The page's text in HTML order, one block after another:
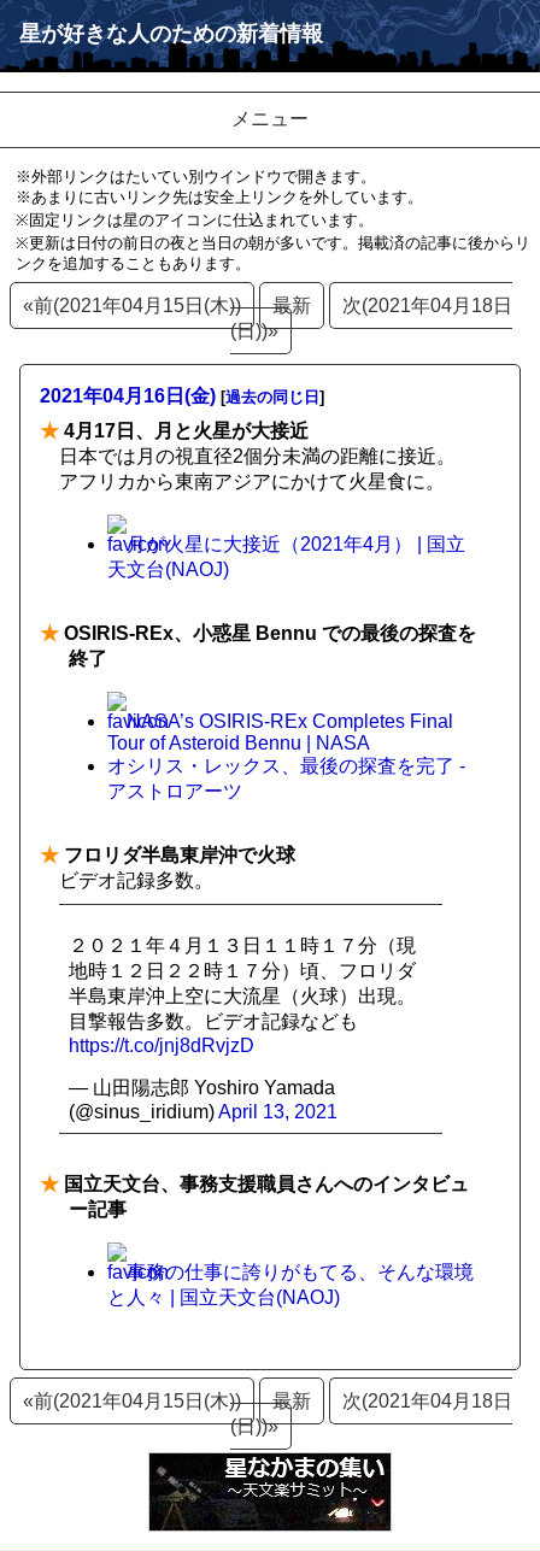
星が好きな人のための新着情報
メニュー
※外部リンクはたいてい別ウインドウで開きます。
※あまりに古いリンク先は安全上リンクを外しています。
※固定リンクは星のアイコンに仕込まれています。
※更新は日付の前日の夜と当日の朝が多いです。掲載済の記事に後からリ
ンクを追加することもあります。
«前(2021年04月15日(木)) 最新
次(2021年04月18日
(日))»
2021年04月16日(金) [過去の同じ日 ]
★ 4月17日、月と火星が大接近
日本では月の視直径2個分未満の距離に接近。
アフリカから東南アジアにかけて火星食に。
月が火星に大接近（2021年4月） | 国立
天文台(NAOJ)
★ OSIRIS-REx、小惑星 Bennu での最後の探査を
終了
NASA’s OSIRIS-REx Completes Final
Tour of Asteroid Bennu | NASA
オシリス・レックス、最後の探査を完了 -
アストロアーツ
★ フロリダ半島東岸沖で火球
ビデオ記録多数。
２０２１年４月１３日１１時１７分（現
地時１２日２２時１７分）頃、フロリダ
半島東岸沖上空に大流星（火球）出現。
目撃報告多数。ビデオ記録なども
https://t.co/jnj8dRvjzD
— 山田陽志郎 Yoshiro Yamada
(@sinus_iridium)April 13, 2021
★ 国立天文台、事務支援職員さんへのインタビュ
ー記事
事務の仕事に誇りがもてる、そんな環境
と人々 | 国立天文台(NAOJ)
«前(2021年04月15日(木)) 最新
次(2021年04月18日
(日))»